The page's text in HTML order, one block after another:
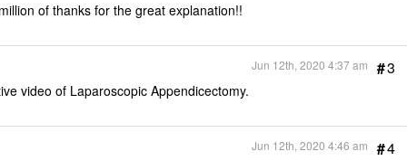
of thanks for the great explanation!!
#3
Jun 12th, 2020 4:37 am
video of Laparoscopic Appendicectomy.
#4
Jun 12th, 2020 4:46 am